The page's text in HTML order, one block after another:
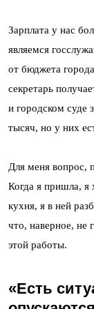
Зарплата у нас
являемся
от бюджета
секретарь
и городском суде
тысяч, но у них
Для меня вопрос,
Когда я пришла, я
кухня, я в ней
что, наверное, не
этой работы.
«Есть